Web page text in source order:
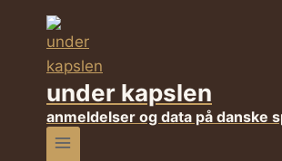
under kapslen
anmeldelser og data på danske